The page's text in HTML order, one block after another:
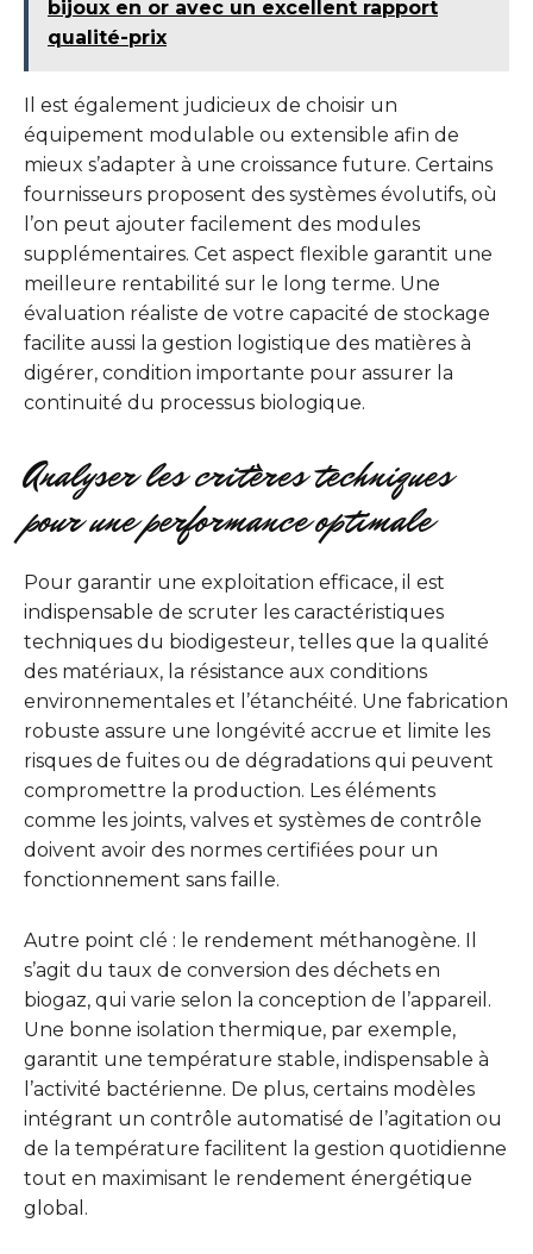
bijoux en or avec un excellent rapport
qualité-prix
Il est également judicieux de choisir un
équipement modulable ou extensible afin de
mieux s’adapter à une croissance future. Certains
fournisseurs proposent des systèmes évolutifs, où
l’on peut ajouter facilement des modules
supplémentaires. Cet aspect flexible garantit une
meilleure rentabilité sur le long terme. Une
évaluation réaliste de votre capacité de stockage
facilite aussi la gestion logistique des matières à
digérer, condition importante pour assurer la
continuité du processus biologique.
Analyser les critères techniques
pour une performance optimale
Pour garantir une exploitation efficace, il est
indispensable de scruter les caractéristiques
techniques du biodigesteur, telles que la qualité
des matériaux, la résistance aux conditions
environnementales et l’étanchéité. Une fabrication
robuste assure une longévité accrue et limite les
risques de fuites ou de dégradations qui peuvent
compromettre la production. Les éléments
comme les joints, valves et systèmes de contrôle
doivent avoir des normes certifiées pour un
fonctionnement sans faille.
Autre point clé : le rendement méthanogène. Il
s’agit du taux de conversion des déchets en
biogaz, qui varie selon la conception de l’appareil.
Une bonne isolation thermique, par exemple,
garantit une température stable, indispensable à
l’activité bactérienne. De plus, certains modèles
intégrant un contrôle automatisé de l’agitation ou
de la température facilitent la gestion quotidienne
tout en maximisant le rendement énergétique
global.